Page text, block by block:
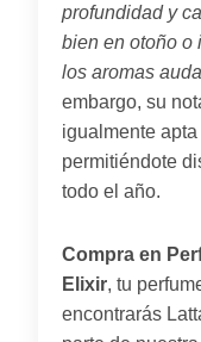
profundidad y
bien en otoño o
los aromas
embargo, su
igualmente
permitiéndote
todo el año.
Compra en
Elixir, tu
encontrarás